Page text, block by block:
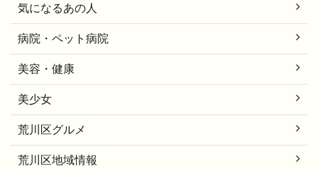
気になるあの人
病院・ペット病院
美容・健康
美少女
荒川区グルメ
荒川区地域情報